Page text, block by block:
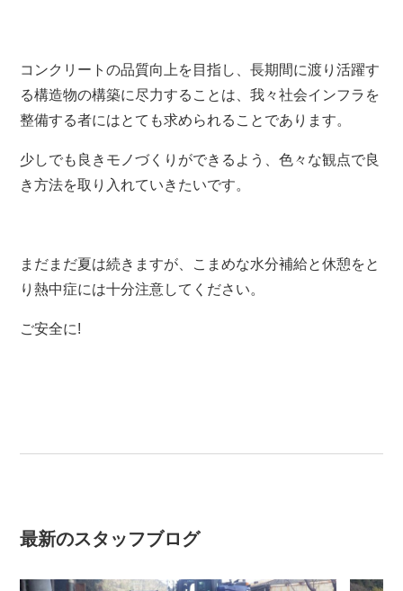
コンクリートの品質向上を目指し、長期間に渡り活躍す
る構造物の構築に尽力することは、我々社会インフラを
整備する者にはとても求められることであります。
少しでも良きモノづくりができるよう、色々な観点で良
き方法を取り入れていきたいです。
まだまだ夏は続きますが、こまめな水分補給と休憩をと
り熱中症には十分注意してください。
ご安全に!
最新のスタッフブログ